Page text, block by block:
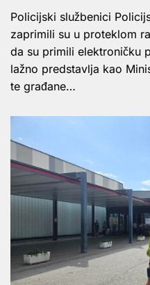
Policijski službenici
zaprimili su u proteklom
da su primili elektroničku
lažno predstavlja kao
te građane…